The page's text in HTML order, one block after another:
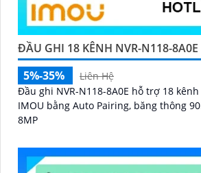
ĐẦU GHI 18 KÊNH NVR-N118-8A0E
5%-35%
Liên Hệ
Đầu ghi NVR-N118-8A0E hỗ trợ 18
IMOU bằng Auto Pairing, băng thông
8MP